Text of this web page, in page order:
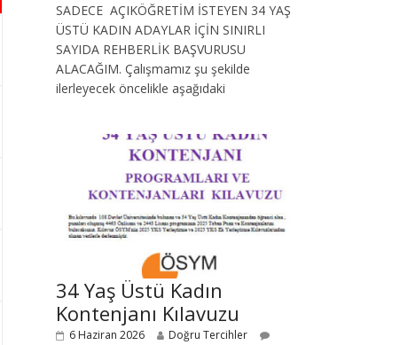
SADECE AÇIKÖĞRETİM İSTEYEN 34 YAŞ
ÜSTÜ KADIN ADAYLAR İÇİN SINIRLI
SAYIDA REHBERLİK BAŞVURUSU
ALACAĞIM. Çalışmamız şu şekilde
ilerleyecek öncelikle aşağıdaki
34 Yaş Üstü Kadın
Kontenjanı Kılavuzu
6 Haziran 2026
Doğru Tercihler